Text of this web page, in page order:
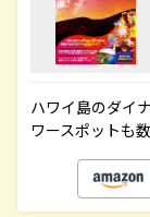
ハワイ島のダイ
ワースポットも